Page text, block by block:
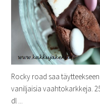
Rocky road saa
vaniljaisia vaahtokarkkeja.
dl ...